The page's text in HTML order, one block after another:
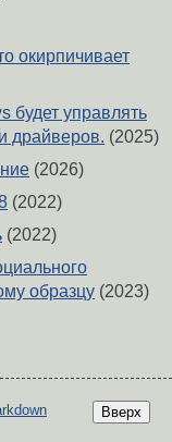
окирпичивает
будет управлять
драйверов. (2025)
(2026)
(2022)
(2022)
образцу (2023)
Вверх